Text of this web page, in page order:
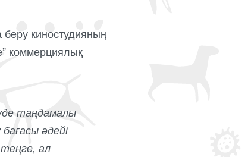
киностудияның
коммерциялық
таңдамалы
әдейі
ал